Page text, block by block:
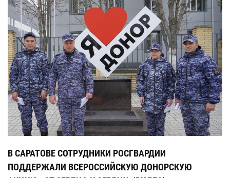
В САРАТОВЕ СОТРУДНИКИ РОСГВАРДИИ
ПОДДЕРЖАЛИ ВСЕРОССИЙСКУЮ ДОНОРСКУЮ